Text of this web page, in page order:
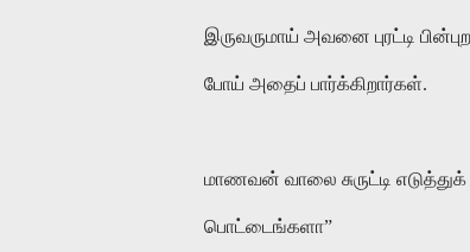
இருவருமாய் அவனை புரட்டி
போய் அதைப் பார்க்கிறார்கள்.
மாணவன் வாலை சுருட்டி
பொட்டைங்களா”